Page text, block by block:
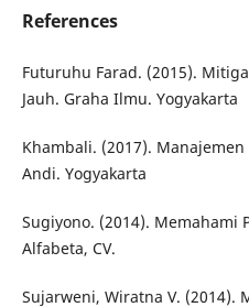
References
Futuruhu Farad. (2015).
Jauh. Graha Ilmu. Yogyakarta
Khambali. (2017).
Andi. Yogyakarta
Sugiyono. (2014).
Alfabeta, CV.
Sujarweni, Wiratna V. (2014).